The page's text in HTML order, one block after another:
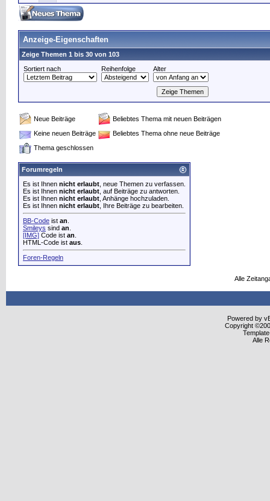
Anzeige-Eigenschaften
Zeige Themen 1 bis 30 von 103
Sortiert nach
Reihenfolge Alter
Neue Beiträge
Beliebtes Thema mit neuen Beiträgen
Keine neuen Beiträge
Beliebtes Thema ohne neue Beiträge
Thema geschlossen
Forumregeln
Es ist Ihnen nicht erlaubt , neue Themen zu verfassen.
Es ist Ihnen nicht erlaubt , auf Beiträge zu antworten.
Es ist Ihnen nicht erlaubt , Anhänge hochzuladen.
Es ist Ihnen nicht erlaubt , Ihre Beiträge zu bearbeiten.
BB-Code ist an
Smileys sind an
[IMG] Code ist an
HTML-Code ist aus
Foren-Regeln
Alle
Powered by
Copyright
Alle